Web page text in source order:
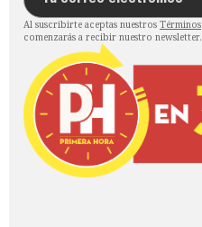
Al suscribirte aceptas nuestros Términos
comenzarás a recibir nuestro newsletter.